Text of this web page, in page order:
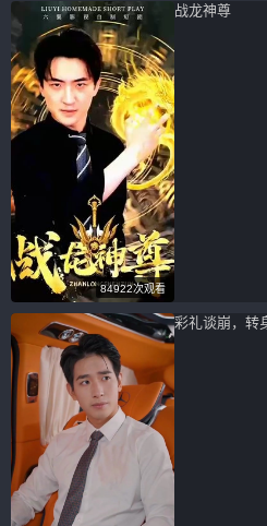
84922次观看
战龙神尊
彩礼谈崩，转